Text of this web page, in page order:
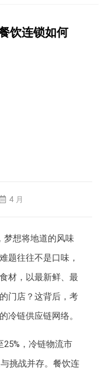
饮连锁如何
4 月
梦想将地道的风味
题往往不是口味，
材，以最新鲜、最
门店？这背后，考
冷链供应链网络。
，冷链物流市
挑战并存。餐饮连